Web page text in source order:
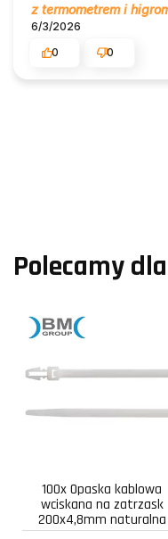
z termometrem i
6/3/2026
0
0
Polecamy
100x Opaska kablowa
wciskana na zatrzask
200x4,8mm naturalna